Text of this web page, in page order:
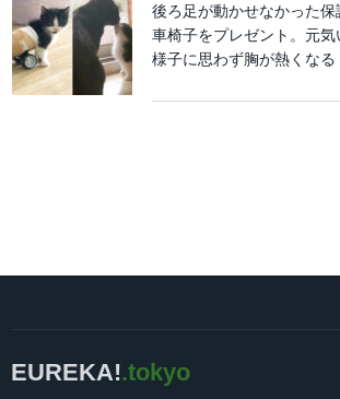
後ろ足が動かせなかった
車椅子をプレゼント。元
様子に思わず胸が熱くなる
EUREKA!.tokyo